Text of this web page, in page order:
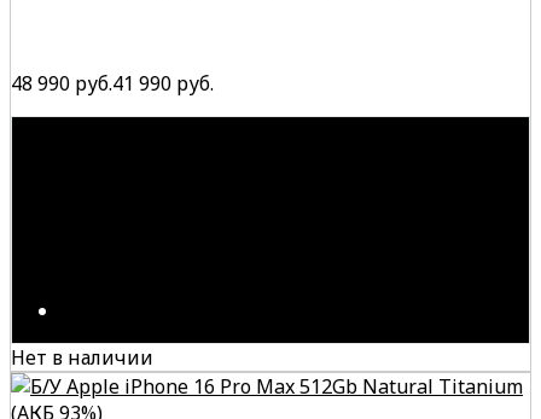
48 990 руб.41 990 руб.
Нет в наличии